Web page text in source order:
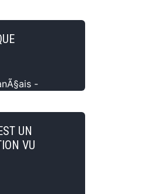
-
UN
VU